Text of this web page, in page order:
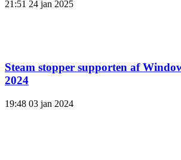
21:51 24 jan 2025
Steam stopper supporten af
2024
19:48 03 jan 2024